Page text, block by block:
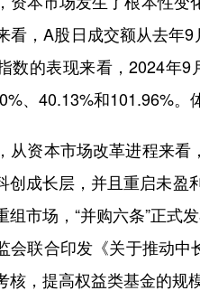
看，A股日成交额从去年
数的表现来看，2024年
、40.13%和101.96%。
资本市场改革进程来看
创成长层，并且重启未盈
组市场，“并购六条”正
会联合印发《关于推动
核，提高权益类基金的规